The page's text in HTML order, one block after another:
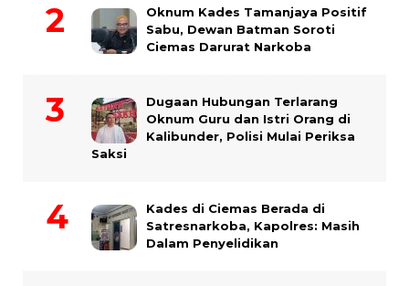
Oknum Kades Tamanjaya Positif
Sabu, Dewan Batman Soroti
Ciemas Darurat Narkoba
Dugaan Hubungan Terlarang
Oknum Guru dan Istri Orang di
Kalibunder, Polisi Mulai Periksa
Saksi
Kades di Ciemas Berada di
Satresnarkoba, Kapolres: Masih
Dalam Penyelidikan